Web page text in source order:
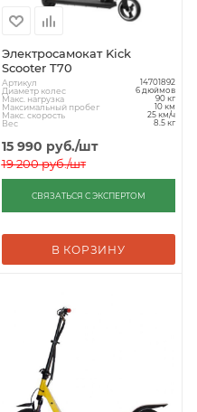
Электросамокат Kick
Scooter T70
Артикул 14701892
Диаметр колес 6 дюймов
Макс. нагрузка 90 кг
Максимальный пробег 10 км
Макс. скорость 25 км/ч
Вес 8.5 кг
15 990 руб./шт
19 200руб./шт
СВЯЗАТЬСЯ С ЭКСПЕРТОМ
В КОРЗИНУ